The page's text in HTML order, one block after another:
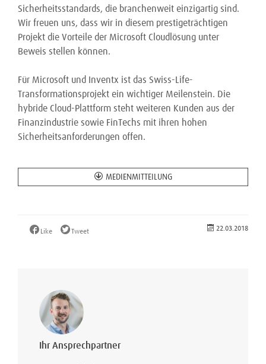
Sicherheitsstandards, die branchenweit einzigartig sind.
Wir freuen uns, dass wir in diesem prestigeträchtigen
Projekt die Vorteile der Microsoft Cloudlösung unter
Beweis stellen können.
Für Microsoft und Inventx ist das Swiss-Life-
Transformationsprojekt ein wichtiger Meilenstein. Die
hybride Cloud-Plattform steht weiteren Kunden aus der
Finanzindustrie sowie FinTechs mit ihren hohen
Sicherheitsanforderungen offen.
MEDIENMITTEILUNG
Like Tweet 22.03.2018
Ihr Ansprechpartner